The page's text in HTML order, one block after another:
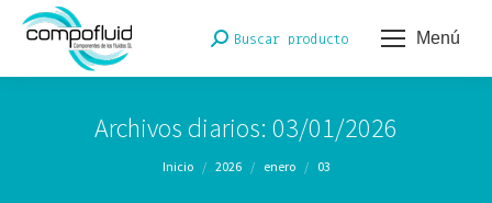
Menú
Buscar:Buscar producto
Archivos diarios: 03/01/2026
Estás aquí:
Inicio 2026 enero 03